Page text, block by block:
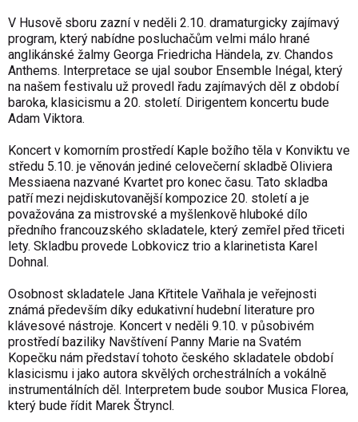
V Husově sboru zazní v neděli 2.10. dramaturgicky zajímavý
program, který nabídne posluchačům velmi málo hrané
anglikánské žalmy Georga Friedricha Händela, zv. Chandos
Anthems. Interpretace se ujal soubor Ensemble Inégal, který
na našem festivalu už provedl řadu zajímavých děl z období
baroka, klasicismu a 20. století. Dirigentem koncertu bude
Adam Viktora.
Koncert v komorním prostředí Kaple božího těla v Konviktu ve
středu 5.10. je věnován jediné celovečerní skladbě Oliviera
Messiaena nazvané Kvartet pro konec času. Tato skladba
patří mezi nejdiskutovanější kompozice 20. století a je
považována za mistrovské a myšlenkově hluboké dílo
předního francouzského skladatele, který zemřel před třiceti
lety. Skladbu provede Lobkovicz trio a klarinetista Karel
Dohnal.
Osobnost skladatele Jana Křtitele Vaňhala je veřejnosti
známá především díky edukativní hudební literature pro
klávesové nástroje. Koncert v neděli 9.10. v působivém
prostředí baziliky Navštívení Panny Marie na Svatém
Kopečku nám představí tohoto českého skladatele období
klasicismu i jako autora skvělých orchestrálních a vokálně
instrumentálních děl. Interpretem bude soubor Musica Florea,
který bude řídit Marek Štryncl.